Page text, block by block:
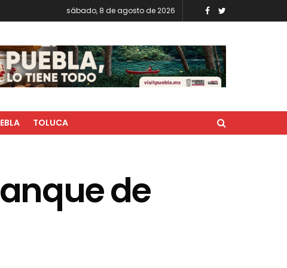
sábado, 8 de agosto de 2026
TOLUCA
de